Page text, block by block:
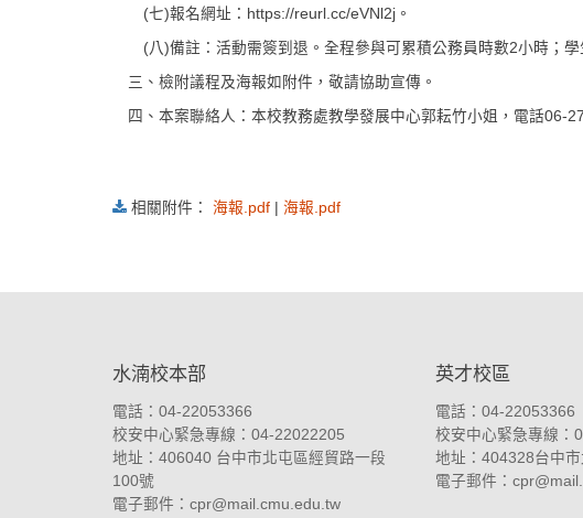
(七)報名網址：https://reurl.cc/eVNl2j。
(八)備註：活動需簽到退。全程參與可累積公務員時數2小時；學
三、檢附議程及海報如附件，敬請協助宣傳。
四、本案聯絡人：本校教務處教學發展中心郭耘竹小姐，電話06-
相關附件： 海報.pdf 海報.pdf
水湳校本部
電話：04-22053366
校安中心緊急專線：04-22022205
地址： 406040 台中市北屯區經貿路一段
100號
電子郵件： cpr@mail.cmu.edu.tw
英才校區
電話：04-22053366
校安中心緊急專線：
地址： 404328台中
電子郵件：